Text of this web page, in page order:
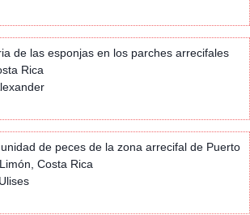
de las esponjas en los parches arrecifales
Rica
de peces de la zona arrecifal de Puerto
Costa Rica